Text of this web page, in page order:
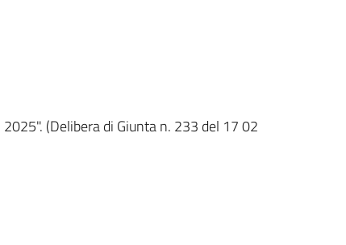
(Delibera di Giunta n. 233 del 17 02